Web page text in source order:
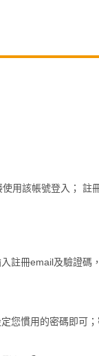
用該帳號登入；
註冊email及驗證碼
您慣用的密碼即可